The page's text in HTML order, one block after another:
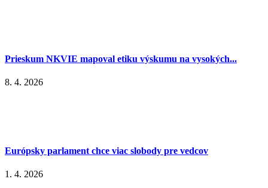
Prieskum NKVIE mapoval etiku výskumu na vysokých...
8. 4. 2026
Európsky parlament chce viac slobody pre vedcov
1. 4. 2026